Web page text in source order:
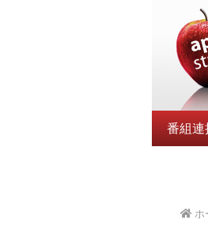
番組連
ホ